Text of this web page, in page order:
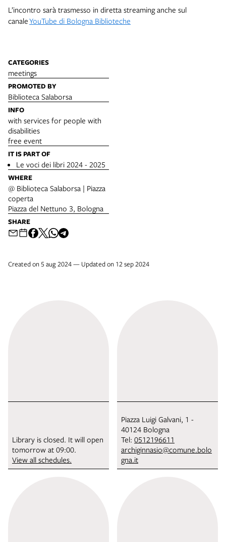
L’incontro sarà trasmesso in diretta streaming anche sul
canaleYouTube di Bologna Biblioteche
CATEGORIES
meetings
PROMOTED BY
Biblioteca Salaborsa
INFO
with services for people with
disabilities
free event
IT IS PART OF
Le voci dei libri 2024 - 2025
WHERE
@ Biblioteca Salaborsa | Piazza
coperta
Piazza del Nettuno 3, Bologna
SHARE
Created on 5 aug 2024 — Updated on 12 sep 2024
Library is closed. It will open
tomorrow at 09:00.
View all schedules.
Piazza Luigi Galvani, 1 -
40124 Bologna
Tel: 0512196611
archiginnasio@comune.bolo
gna.it